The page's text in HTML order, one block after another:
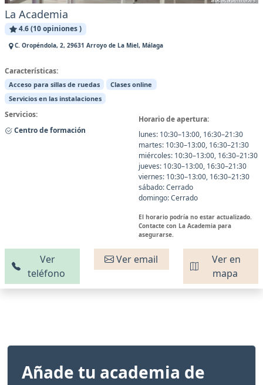
La Academia
4.6 (10 opiniones )
C. Oropéndola, 2, 29631 Arroyo de La Miel, Málaga
Características:
Acceso para sillas de ruedas
Clases online
Servicios en las instalaciones
Servicios:
Centro de formación
Horario de apertura:
lunes: 10:30–13:00, 16:30–21:30
martes: 10:30–13:00, 16:30–21:30
miércoles: 10:30–13:00, 16:30–21:30
jueves: 10:30–13:00, 16:30–21:30
viernes: 10:30–13:00, 16:30–21:30
sábado: Cerrado
domingo: Cerrado
El horario podría no estar actualizado.
Contacte con La Academia para
asegurarse.
Ver
teléfono
Ver email
Ver en
mapa
Añade tu academia de